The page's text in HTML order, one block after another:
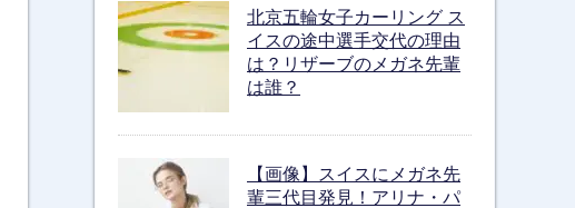
北京五輪女子カーリング ス
イスの途中選手交代の理由
は？リザーブのメガネ先輩
は誰？
【画像】スイスにメガネ先
輩三代目発見！アリナ・パ